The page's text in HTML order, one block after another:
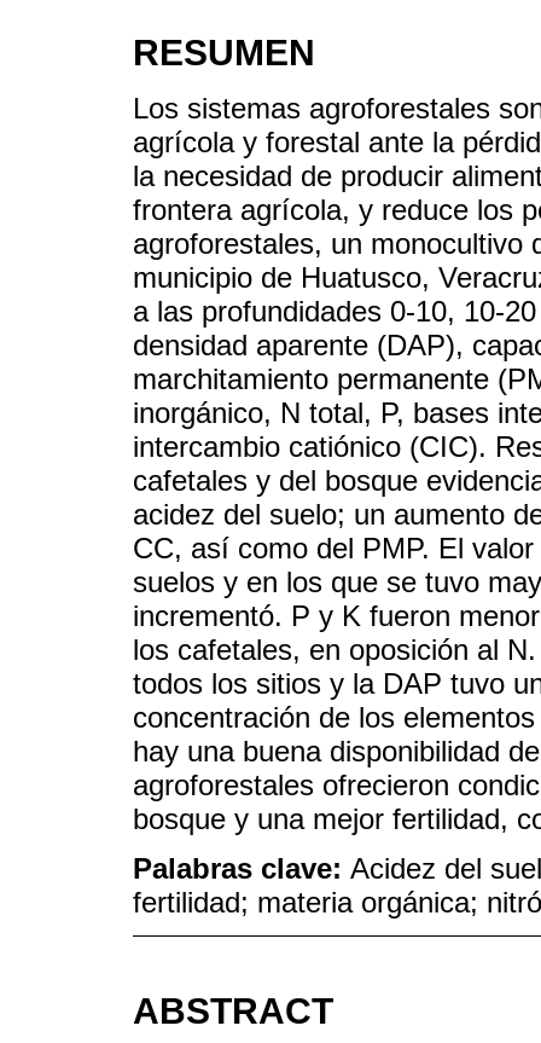
RESUMEN
Los sistemas agroforestales
agrícola y forestal ante la
la necesidad de producir
frontera agrícola, y reduce los
agroforestales, un monocultivo
municipio de Huatusco,
a las profundidades 0-10, 10-
densidad aparente (DAP),
marchitamiento permanente
inorgánico, N total, P, bases
intercambio catiónico (CIC).
cafetales y del bosque
acidez del suelo; un aumento
CC, así como del PMP. El
suelos y en los que se tuvo
incrementó. P y K fueron
los cafetales, en oposición al
todos los sitios y la DAP tuvo
concentración de los
hay una buena disponibilidad
agroforestales ofrecieron
bosque y una mejor fertilidad,
Palabras clave: Acidez del
fertilidad; materia orgánica;
ABSTRACT